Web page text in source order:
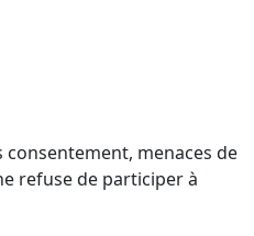
consentement, menaces de
refuse de participer à